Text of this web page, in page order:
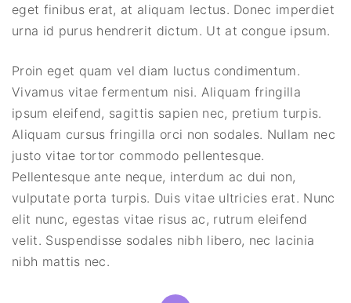
eget finibus erat, at aliquam lectus. Donec imperdiet
urna id purus hendrerit dictum. Ut at congue ipsum.
Proin eget quam vel diam luctus condimentum.
Vivamus vitae fermentum nisi. Aliquam fringilla
ipsum eleifend, sagittis sapien nec, pretium turpis.
Aliquam cursus fringilla orci non sodales. Nullam nec
justo vitae tortor commodo pellentesque.
Pellentesque ante neque, interdum ac dui non,
vulputate porta turpis. Duis vitae ultricies erat. Nunc
elit nunc, egestas vitae risus ac, rutrum eleifend
velit. Suspendisse sodales nibh libero, nec lacinia
nibh mattis nec.